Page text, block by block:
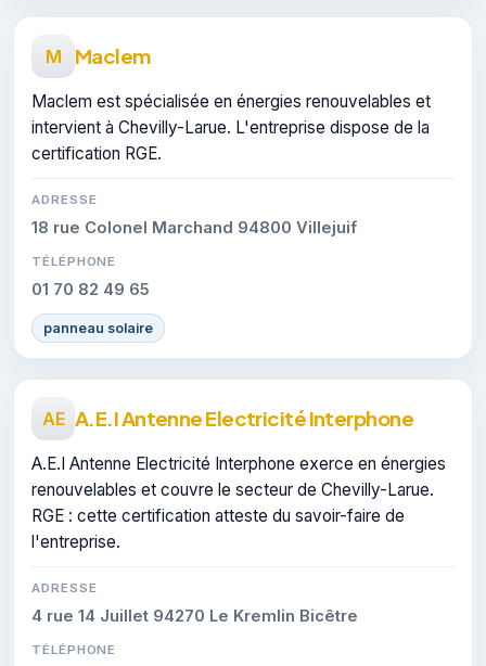
M Maclem
Maclem est spécialisée en énergies renouvelables et
intervient à Chevilly-Larue. L'entreprise dispose de la
certification RGE.
ADRESSE
18 rue Colonel Marchand 94800 Villejuif
TÉLÉPHONE
01 70 82 49 65
panneau solaire
AE A.E.I Antenne Electricité Interphone
A.E.I Antenne Electricité Interphone exerce en énergies
renouvelables et couvre le secteur de Chevilly-Larue.
RGE : cette certification atteste du savoir-faire de
l'entreprise.
ADRESSE
4 rue 14 Juillet 94270 Le Kremlin Bicêtre
TÉLÉPHONE